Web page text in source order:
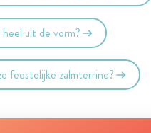
uit de vorm?
feestelijke zalmterrine?